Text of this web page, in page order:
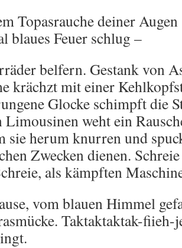
Topasrauche deiner Augen
blaues Feuer schlug –
belfern. Gestank von
krächzt mit einer
Glocke schimpft die
Limousinen weht ein
sie herum knurren und
Zwecken dienen.
als kämpften
vom blauen Himmel
Taktaktaktak-fiieh-